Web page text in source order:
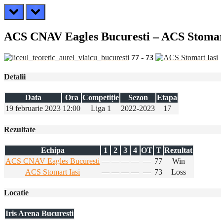
prev next
ACS CNAV Eagles Bucuresti – ACS
77 - 73
Detalii
Data Ora Competiție Sezon
Etapa
19 februarie 2023 12:00 Liga 1 2022-2023 17
Rezultate
Echipa 1 2 3 4 OT T Rezultat
ACS CNAV Eagles Bucuresti — — — — — 77
Win
ACS Stomart Iasi
— — — — — 73 Loss
Locatie
Iris Arena Bucuresti